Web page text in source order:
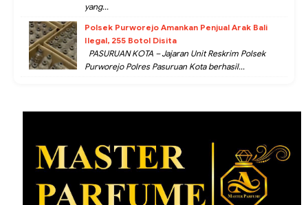
yang...
Polsek Purworejo Amankan Penjual Arak Bali
Ilegal, 255 Botol Disita
PASURUAN KOTA – Jajaran Unit Reskrim Polsek
Purworejo Polres Pasuruan Kota berhasil...